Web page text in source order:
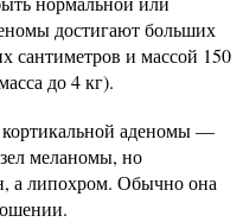
достигают больших
сантиметров и массой 150
до 4 кг).
аденомы —
меланомы, но
а липохром. Обычно она